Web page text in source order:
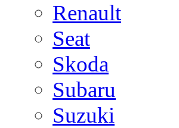
Renault
Seat
Skoda
Subaru
Suzuki